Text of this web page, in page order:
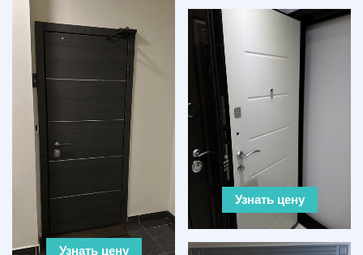
Узнать цену
Узнать цену